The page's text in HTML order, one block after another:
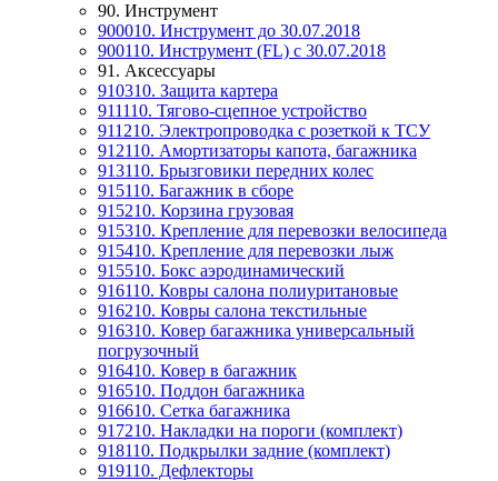
90. Инструмент
900010. Инструмент до 30.07.2018
900110. Инструмент (FL) c 30.07.2018
91. Аксессуары
910310. Защита картера
911110. Тягово-сцепное устройство
911210. Электропроводка с розеткой к ТСУ
912110. Амортизаторы капота, багажника
913110. Брызговики передних колес
915110. Багажник в сборе
915210. Корзина грузовая
915310. Крепление для перевозки велосипеда
915410. Крепление для перевозки лыж
915510. Бокс аэродинамический
916110. Ковры салона полиуритановые
916210. Ковры салона текстильные
916310. Ковер багажника универсальный
погрузочный
916410. Ковер в багажник
916510. Поддон багажника
916610. Сетка багажника
917210. Накладки на пороги (комплект)
918110. Подкрылки задние (комплект)
919110. Дефлекторы